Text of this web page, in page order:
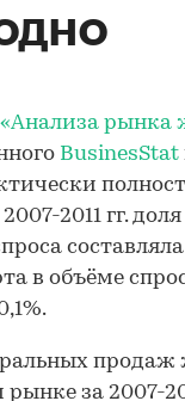
«Анализа рынка
BusinesStat
2011 гг.
в объёме
продаж
за 2007-